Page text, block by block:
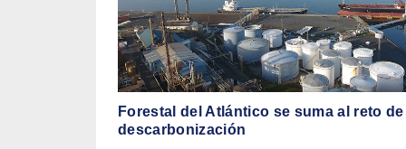
Forestal del Atlántico se suma al reto
descarbonización